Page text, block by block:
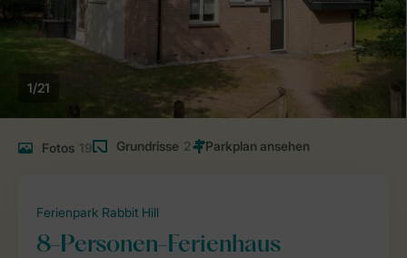
1/21
Fotos 19 Grundrisse 2
Ferienpark Rabbit Hill
8-Personen-Ferienhaus